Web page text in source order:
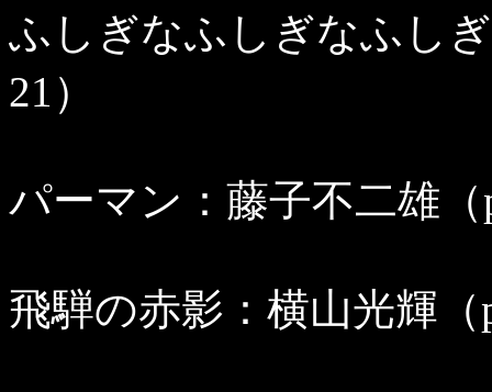
ふしぎなふしぎなふし
21）
パーマン：藤子不二雄（
飛騨の赤影：横山光輝（